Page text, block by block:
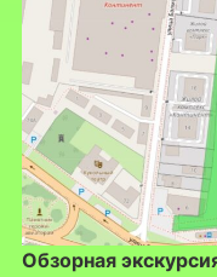
по
саду
Обзорная